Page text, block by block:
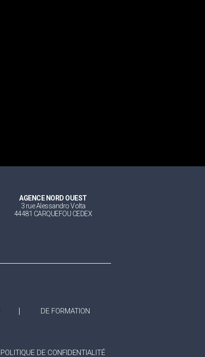
AGENCE NORD OUEST
3 rue Alessandro Volta
44481 CARQUEFOU CEDEX
DE FORMATION
POLITIQUE DE CONFIDENTIALITÉ